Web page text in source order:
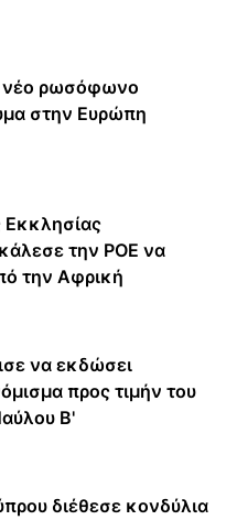
νέο ρωσόφωνο
στην Ευρώπη
Εκκλησίας
την ΡΟΕ να
την Αφρική
να εκδώσει
προς τιμήν του
Β'
διέθεσε κονδύλια